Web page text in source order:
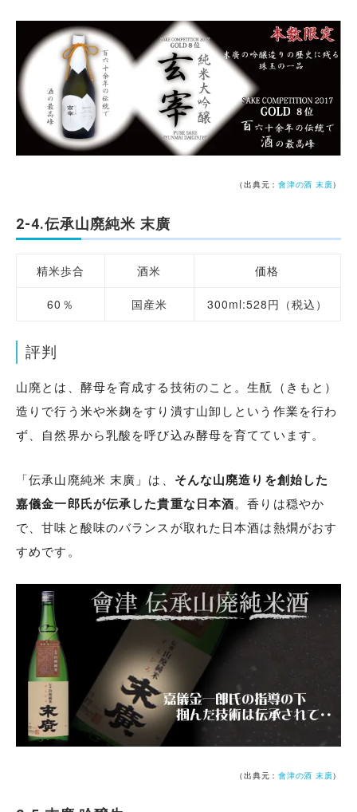
（出典元： 會津の酒 末廣）
2-4.伝承山廃純米 末廣
精米歩合 酒米 価格
60％ 国産米 300ml:528円（税込）
評判
山廃とは、酵母を育成する技術のこと。生酛（きもと）
造りで行う米や米麹をすり潰す山卸しという作業を行わ
ず、自然界から乳酸を呼び込み酵母を育てています。
「伝承山廃純米 末廣」は、 そんな山廃造りを創始した
嘉儀金一郎氏が伝承した貴重な日本酒。香りは穏やか
で、甘味と酸味のバランスが取れた日本酒は熱燗がおす
すめです。
（出典元： 會津の酒 末廣）